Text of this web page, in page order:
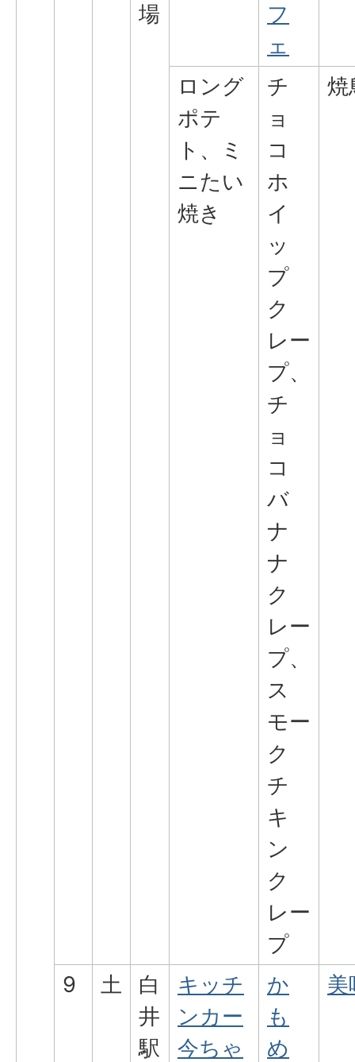
場
フ
ェ
ロング
ポテ
ト、ミ
ニたい
焼き
チ
ョ
コ
ホ
イ
ッ
プ
ク
レー
プ、
チ
ョ
コ
バ
ナ
ナ
ク
レー
プ、
ス
モー
ク
チ
キ
ン
ク
レー
プ
焼
9 土
白
井
駅
キッチ
ンカー
今ちゃ
か
も
め
美